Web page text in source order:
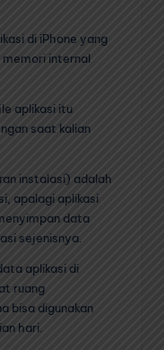
di iPhone yang
internal
aplikasi itu
saat kalian
instalasi) adalah
apalagi aplikasi
data
sejenisnya.
aplikasi di
ruang
bisa digunakan
hari.